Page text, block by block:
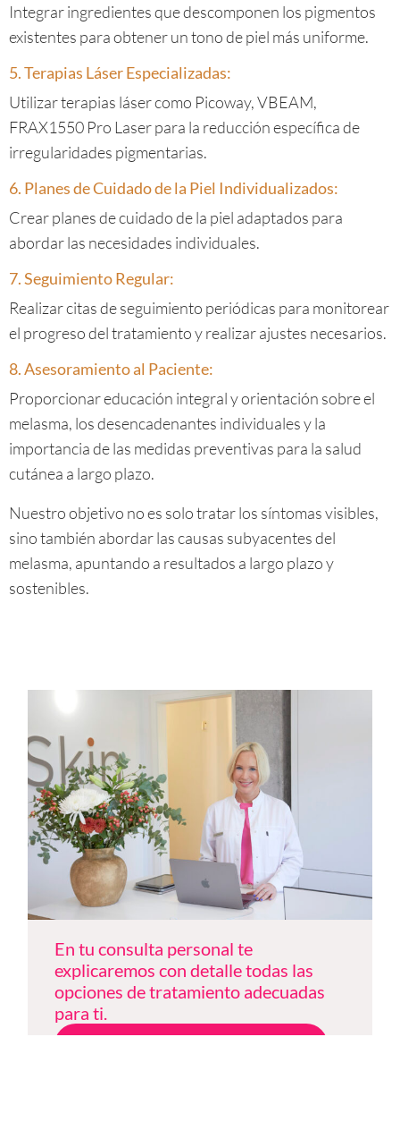
Integrar ingredientes que descomponen los pigmentos
existentes para obtener un tono de piel más uniforme.
5. Terapias Láser Especializadas:
Utilizar terapias láser como Picoway, VBEAM,
FRAX1550 Pro Laser para la reducción específica de
irregularidades pigmentarias.
6. Planes de Cuidado de la Piel Individualizados:
Crear planes de cuidado de la piel adaptados para
abordar las necesidades individuales.
7. Seguimiento Regular:
Realizar citas de seguimiento periódicas para monitorear
el progreso del tratamiento y realizar ajustes necesarios.
8. Asesoramiento al Paciente:
Proporcionar educación integral y orientación sobre el
melasma, los desencadenantes individuales y la
importancia de las medidas preventivas para la salud
cutánea a largo plazo.
Nuestro objetivo no es solo tratar los síntomas visibles,
sino también abordar las causas subyacentes del
melasma, apuntando a resultados a largo plazo y
sostenibles.
En tu consulta personal te
explicaremos con detalle todas las
opciones de tratamiento adecuadas
para ti.